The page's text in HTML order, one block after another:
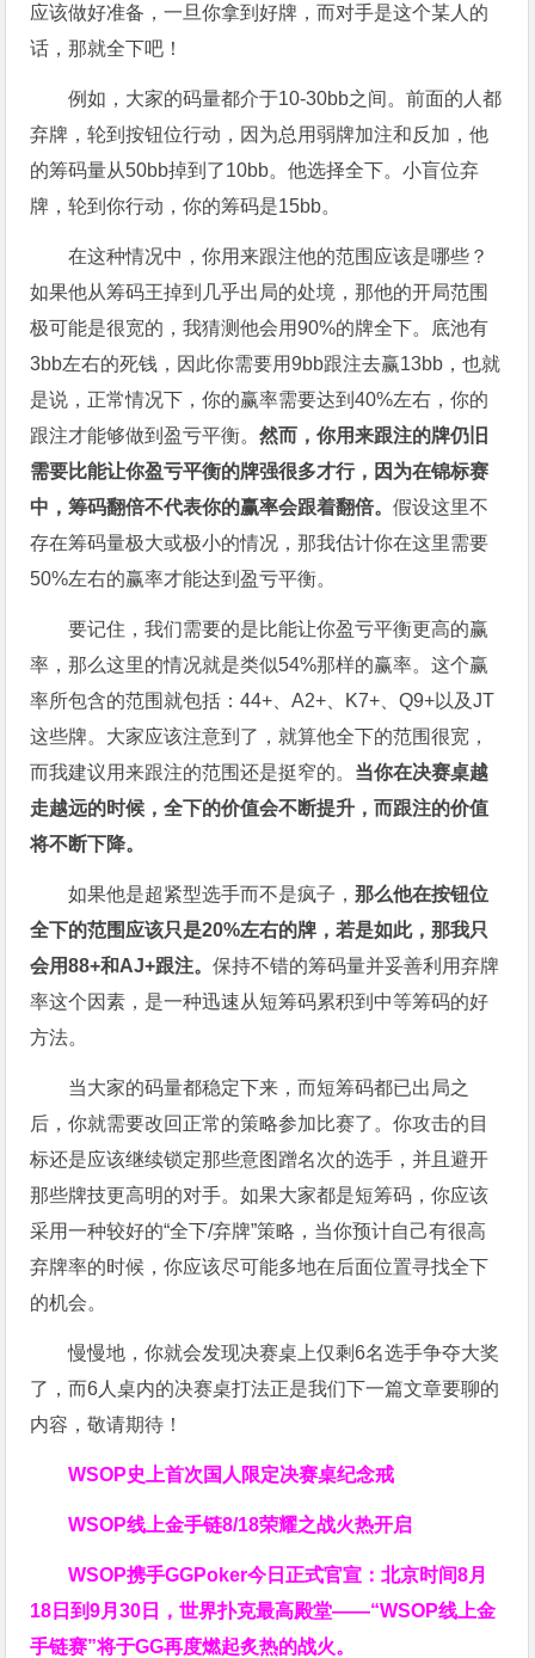
应该做好准备，一旦你拿到好牌，而对手是这个某人的
话，那就全下吧！
例如，大家的码量都介于10-30bb之间。前面的人都
弃牌，轮到按钮位行动，因为总用弱牌加注和反加，他
的筹码量从50bb掉到了10bb。他选择全下。小盲位弃
牌，轮到你行动，你的筹码是15bb。
在这种情况中，你用来跟注他的范围应该是哪些？
如果他从筹码王掉到几乎出局的处境，那他的开局范围
极可能是很宽的，我猜测他会用90%的牌全下。底池有
3bb左右的死钱，因此你需要用9bb跟注去赢13bb，也就
是说，正常情况下，你的赢率需要达到40%左右，你的
跟注才能够做到盈亏平衡。然而，你用来跟注的牌仍旧
需要比能让你盈亏平衡的牌强很多才行，因为在锦标赛
中，筹码翻倍不代表你的赢率会跟着翻倍。假设这里不
存在筹码量极大或极小的情况，那我估计你在这里需要
50%左右的赢率才能达到盈亏平衡。
要记住，我们需要的是比能让你盈亏平衡更高的赢
率，那么这里的情况就是类似54%那样的赢率。这个赢
率所包含的范围就包括：44+、A2+、K7+、Q9+以及JT
这些牌。大家应该注意到了，就算他全下的范围很宽，
而我建议用来跟注的范围还是挺窄的。 当你在决赛桌越
走越远的时候，全下的价值会不断提升，而跟注的价值
将不断下降。
如果他是超紧型选手而不是疯子，那么他在按钮位
全下的范围应该只是20%左右的牌，若是如此，那我只
会用88+和AJ+跟注。保持不错的筹码量并妥善利用弃牌
率这个因素，是一种迅速从短筹码累积到中等筹码的好
方法。
当大家的码量都稳定下来，而短筹码都已出局之
后，你就需要改回正常的策略参加比赛了。你攻击的目
标还是应该继续锁定那些意图蹭名次的选手，并且避开
那些牌技更高明的对手。如果大家都是短筹码，你应该
采用一种较好的“全下/弃牌”策略，当你预计自己有很高
弃牌率的时候，你应该尽可能多地在后面位置寻找全下
的机会。
慢慢地，你就会发现决赛桌上仅剩6名选手争夺大奖
了，而6人桌内的决赛桌打法正是我们下一篇文章要聊的
内容，敬请期待！
WSOP史上首次 国人限定决赛桌纪念戒
WSOP线上金手链8/18荣耀之战火热开启
WSOP携手GGPoker今日正式官宣：北京时间8月
18日到9月30日，世界扑克最高殿堂——“WSOP线上金
手链赛”将于GG再度燃起炙热的战火。